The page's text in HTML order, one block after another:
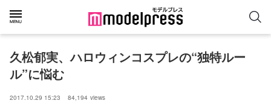
久松郁実、ハロウィンコスプレの“独特ルー
ル”に悩む
2017.10.29 15:23 84,194 views